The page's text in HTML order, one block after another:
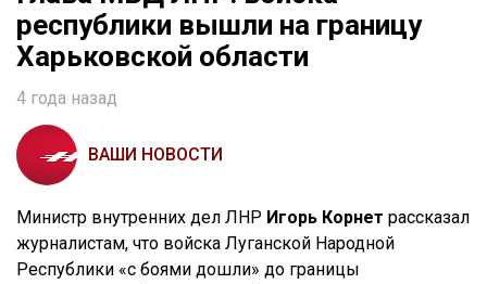
республики вышли на границу
Харьковской области
4 года назад
ВАШИ НОВОСТИ
Министр внутренних дел ЛНР Игорь Корнет рассказал
журналистам, что войска Луганской Народной
Республики «с боями дошли» до границы